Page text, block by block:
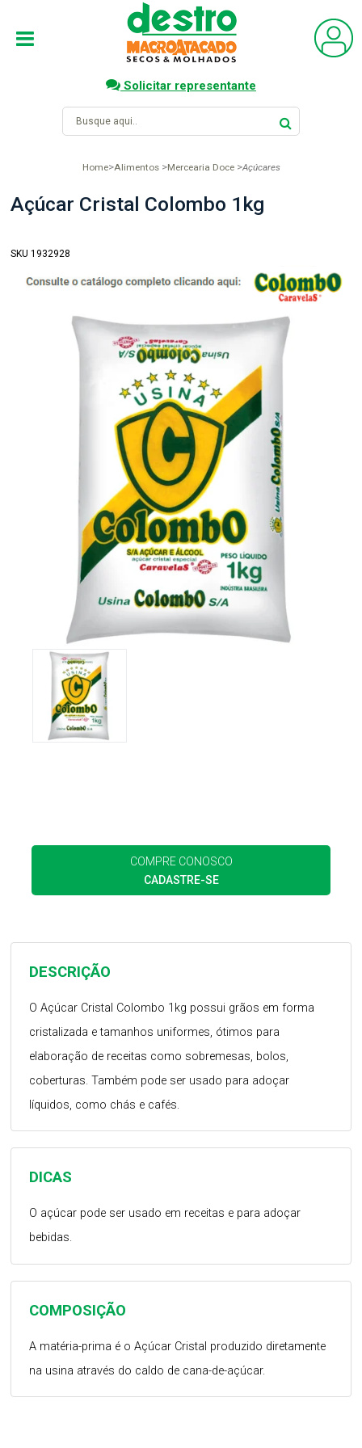
Solicitar representante
Home Alimentos Mercearia Doce Açúcares
Açúcar Cristal Colombo 1kg
SKU 1932928
COMPRE CONOSCO
CADASTRE-SE
COMPOSIÇÃO
A matéria-prima é o Açúcar Cristal produzido diretamente
na usina através do caldo de cana-de-açúcar.
DICAS
O açúcar pode ser usado em receitas e para adoçar
bebidas.
DESCRIÇÃO
O Açúcar Cristal Colombo 1kg possui grãos em forma
cristalizada e tamanhos uniformes, ótimos para
elaboração de receitas como sobremesas, bolos,
coberturas. Também pode ser usado para adoçar
líquidos, como chás e cafés.